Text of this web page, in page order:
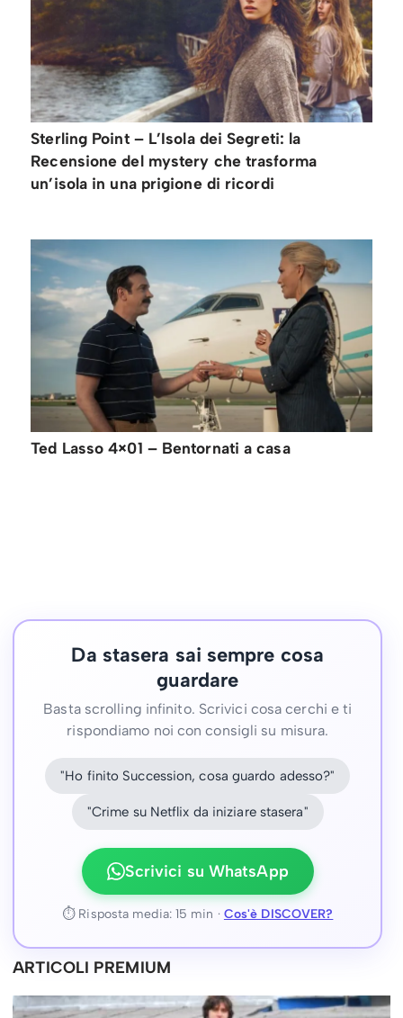
Sterling Point – L’Isola dei Segreti: la
Recensione del mystery che trasforma
un’isola in una prigione di ricordi
Ted Lasso 4×01 – Bentornati a casa
Da stasera sai sempre cosa
guardare
Basta scrolling infinito. Scrivici cosa cerchi e ti
rispondiamo noi con consigli su misura.
"Ho finito Succession, cosa guardo adesso?"
"Crime su Netflix da iniziare stasera"
Scrivici su WhatsApp
⏱ Risposta media: 15 min · Cos'è DISCOVER?
ARTICOLI PREMIUM